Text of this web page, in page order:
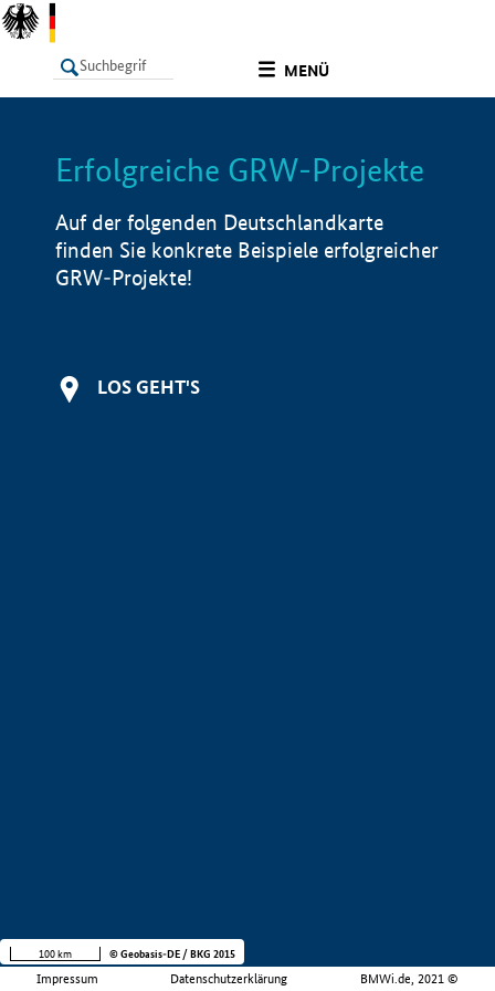
MENÜ
LISTE Info
Erfolgreiche GRW-Projekte
Auf der folgenden Deutschlandkarte
finden Sie konkrete Beispiele erfolgreicher
GRW-Projekte!
LOS GEHT'S
Impressum Datenschutzerklärung BMWi.de, 2021 ©
100 km © Geobasis-DE / BKG 2015